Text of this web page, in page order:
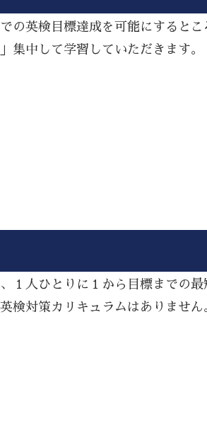
の英検目標達成を可能にすると
集中して学習していただきます。
１人ひとりに１から目標までの
検対策カリキュラムはありません